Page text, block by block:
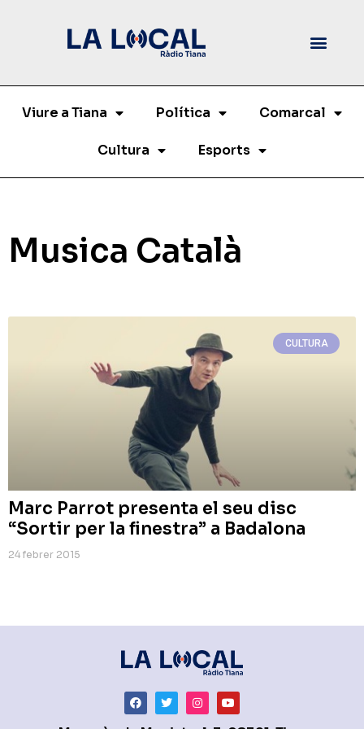
Viure a Tiana Política Comarcal
Cultura Esports
Musica Català
CULTURA
Marc Parrot presenta el seu disc
“Sortir per la finestra” a Badalona
24 febrer 2015